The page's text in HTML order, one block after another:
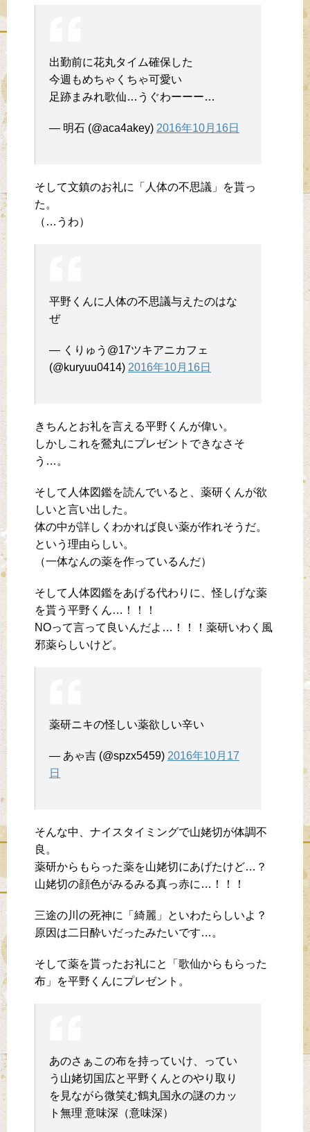
出勤前に花丸タイム確保した
今週もめちゃくちゃ可愛い
足跡まみれ歌仙…うぐわーーー…
— 明石 (@aca4akey) 2016年10月16日
そして文鎮のお礼に「人体の不思議」を貰っ
た。
（…うわ）
平野くんに人体の不思議与えたのはな
ぜ
— くりゅう@17ツキアニカフェ
(@kuryuu0414) 2016年10月16日
きちんとお礼を言える平野くんが偉い。
しかしこれを鶯丸にプレゼントできなさそ
う…。
そして人体図鑑を読んでいると、薬研くんが欲
しいと言い出した。
体の中が詳しくわかれば良い薬が作れそうだ。
という理由らしい。
（一体なんの薬を作っているんだ）
そして人体図鑑をあげる代わりに、怪しげな薬
を貰う平野くん…！！！
NOって言って良いんだよ…！！！薬研いわく風
邪薬らしいけど。
薬研ニキの怪しい薬欲しい辛い
— あゃ吉 (@spzx5459) 2016年10月17
日
そんな中、ナイスタイミングで山姥切が体調不
良。
薬研からもらった薬を山姥切にあげたけど…？
山姥切の顔色がみるみる真っ赤に…！！！
三途の川の死神に「綺麗」といわたらしいよ？
原因は二日酔いだったみたいです…。
そして薬を貰ったお礼にと「歌仙からもらった
布」を平野くんにプレゼント。
あのさぁこの布を持っていけ、ってい
う山姥切国広と平野くんとのやり取り
を見ながら微笑む鶴丸国永の謎のカッ
ト無理 意味深（意味深）